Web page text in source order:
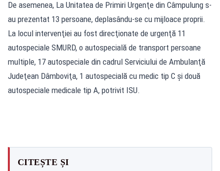
De asemenea, La Unitatea de Primiri Urgenţe din Câmpulung s-
au prezentat 13 persoane, deplasându-se cu mijloace proprii.
La locul intervenţiei au fost direcţionate de urgenţă 11
autospeciale SMURD, o autospecială de transport persoane
multiple, 17 autospeciale din cadrul Serviciului de Ambulanţă
Judeţean Dâmboviţa, 1 autospecială cu medic tip C şi două
autospeciale medicale tip A, potrivit ISU.
CITEȘTE ȘI